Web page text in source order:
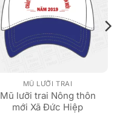
MŨ LƯỠI TRAI
Mũ lưỡi trai Nông thôn
mới Xã Đức Hiệp